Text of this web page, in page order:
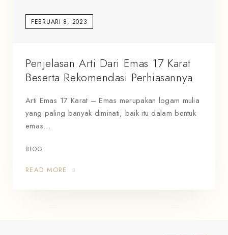
FEBRUARI 8, 2023
Penjelasan Arti Dari Emas 17 Karat
Beserta Rekomendasi Perhiasannya
Arti Emas 17 Karat – Emas merupakan logam mulia
yang paling banyak diminati, baik itu dalam bentuk
emas…
BLOG
READ MORE